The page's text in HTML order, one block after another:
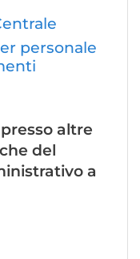
personale
altre
del
a